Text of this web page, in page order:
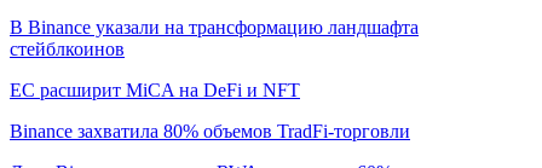
В Binance указали на трансформацию ландшафта
стейблкоинов
ЕС расширит MiCA на DeFi и NFT
Binance захватила 80% объемов TradFi-торговли